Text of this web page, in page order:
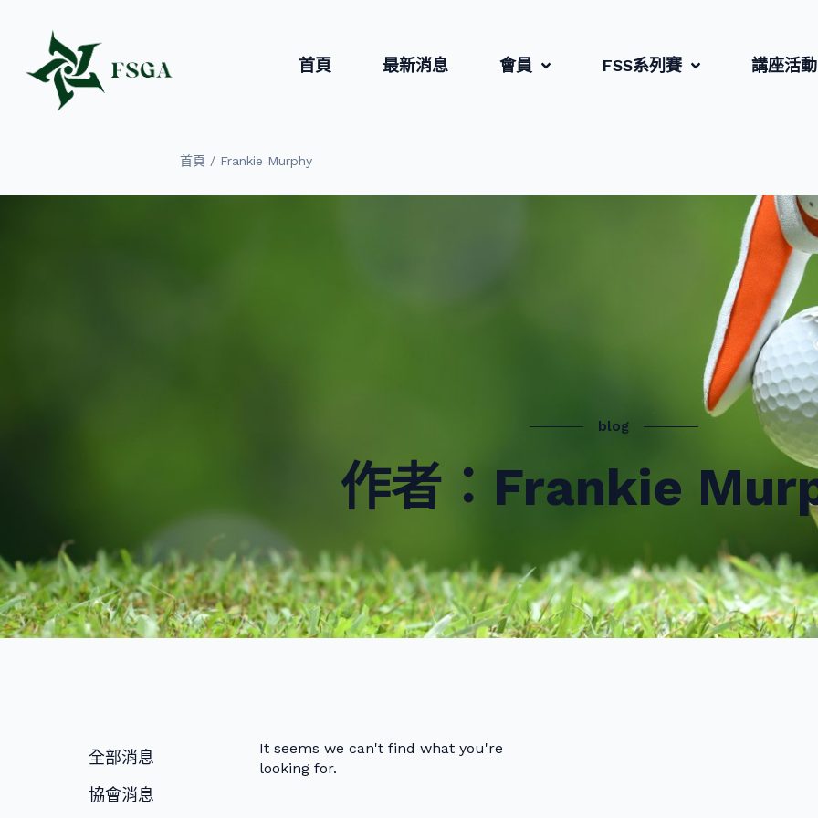
首頁 最新消息 會員 FSS系列賽 講座活動
首頁 / Frankie Murphy
blog
作者： Frankie
全部消息
協會消息
It seems we can't find what you're
looking for.